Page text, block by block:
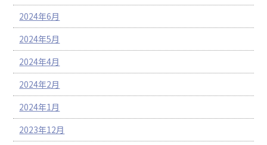
2024年6月
2024年5月
2024年4月
2024年2月
2024年1月
2023年12月